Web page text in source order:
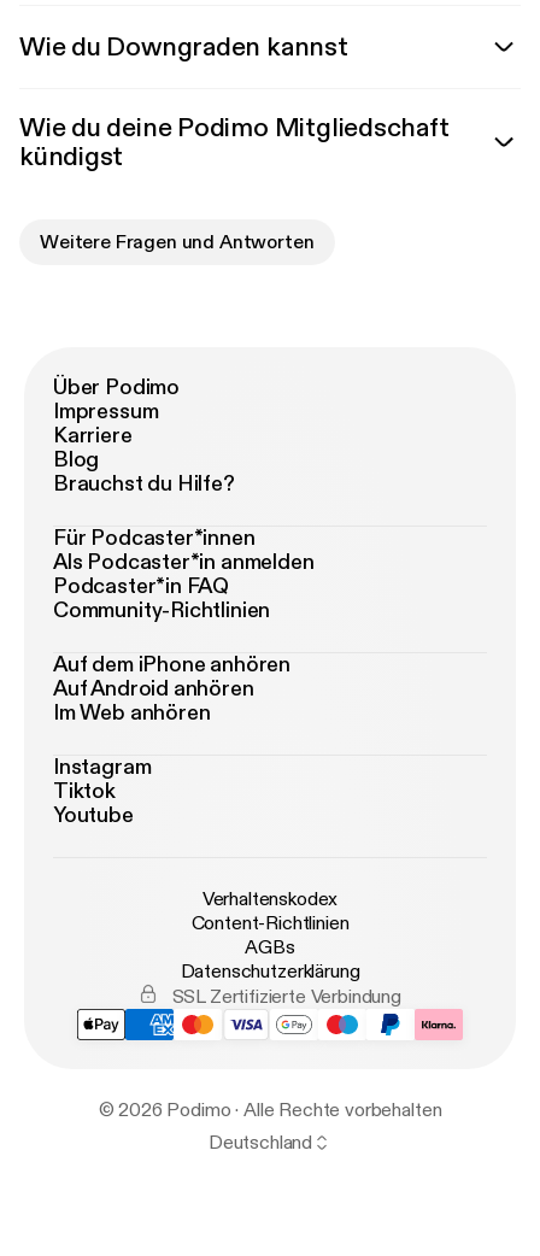
Wie du Downgraden kannst
Wie du deine Podimo Mitgliedschaft
kündigst
Weitere Fragen und Antworten
Über Podimo
Impressum
Karriere
Blog
Brauchst du Hilfe?
Für Podcaster*innen
Als Podcaster*in anmelden
Podcaster*in FAQ
Community-Richtlinien
Auf dem iPhone anhören
Auf Android anhören
Im Web anhören
Instagram
Tiktok
Youtube
Verhaltenskodex
Content-Richtlinien
AGBs
Datenschutzerklärung
SSL Zertifizierte Verbindung
© 2026 Podimo · Alle Rechte vorbehalten
Deutschland